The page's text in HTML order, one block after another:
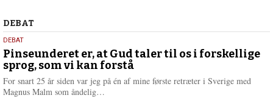
Debat
DEBAT
5.
august
2026
DEBAT
Pinseunderet er, at Gud taler til os i forskellige
sprog, som vi kan forstå
For snart 25 år siden var jeg på én af mine første retræter i Sverige med
Magnus Malm som åndelig…